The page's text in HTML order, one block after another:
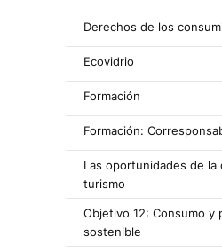
Derechos de los
Ecovidrio
Formación
Formación:
Las oportunidades de la
turismo
Objetivo 12: Consumo y
sostenible